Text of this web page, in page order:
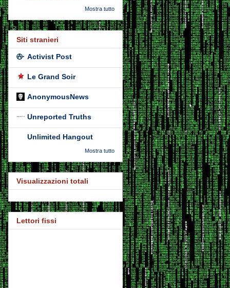
Mostra tutto
Siti stranieri
Activist Post
Le Grand Soir
AnonymousNews
Unreported Truths
Unlimited Hangout
Mostra tutto
Visualizzazioni totali
Lettori fissi